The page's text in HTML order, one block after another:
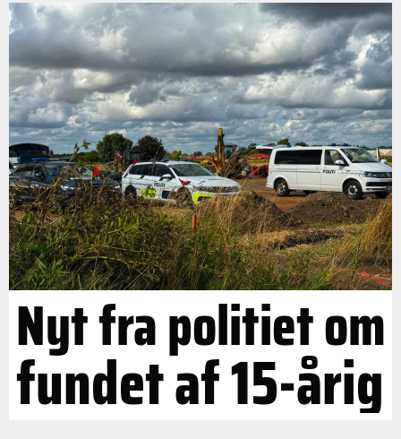
Nyt fra politiet om
fundet af 15-årig